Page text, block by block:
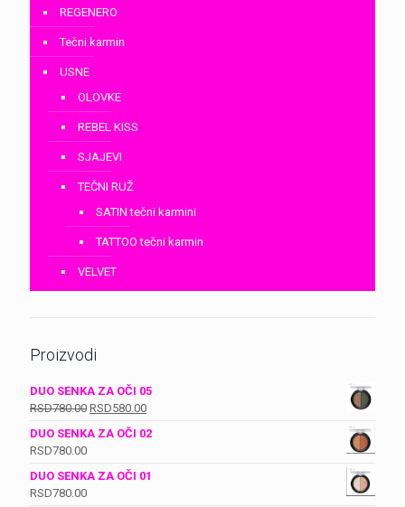
REGENERO
Tečni karmin
USNE
OLOVKE
REBEL KISS
SJAJEVI
TEČNI RUŽ
SATIN tečni karmini
TATTOO tečni karmin
VELVET
Proizvodi
DUO SENKA ZA OČI 05
RSD780.00 Оригинална
је
RSD780.00.
RSD580.00Тренутна
је:
DUO SENKA ZA OČI 02
RSD780.00
DUO SENKA ZA OČI 01
RSD780.00